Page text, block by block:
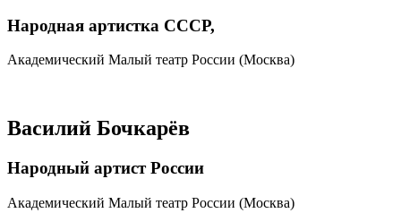
Народная артистка СССР,
Академический Малый театр России (Москва)
Василий Бочкарёв
Народный артист России
Академический Малый театр России (Москва)